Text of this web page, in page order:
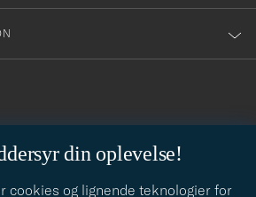
din oplevelse!
cookies og lignende teknologier for